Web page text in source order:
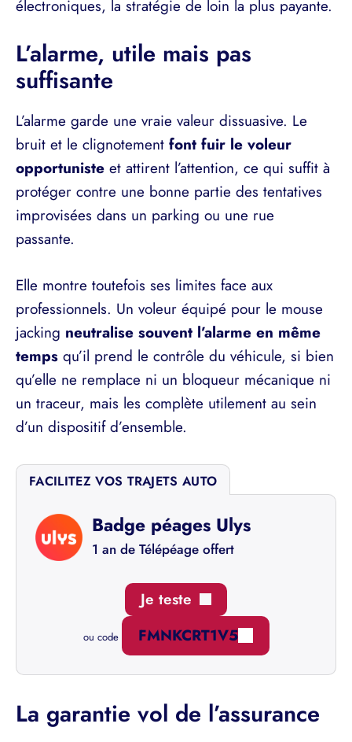
électroniques, la stratégie de loin la plus payante.
L’alarme, utile mais pas
suffisante
L’alarme garde une vraie valeur dissuasive. Le
bruit et le clignotement font fuir le voleur
opportuniste et attirent l’attention, ce qui suffit à
protéger contre une bonne partie des tentatives
improvisées dans un parking ou une rue
passante.
Elle montre toutefois ses limites face aux
professionnels. Un voleur équipé pour le mouse
jacking neutralise souvent l’alarme en même
temps qu’il prend le contrôle du véhicule, si bien
qu’elle ne remplace ni un bloqueur mécanique ni
un traceur, mais les complète utilement au sein
d’un dispositif d’ensemble.
FACILITEZ VOS TRAJETS AUTO
Badge péages Ulys
1 an de Télépéage offert
Je teste
ou code FMNKCRT1V5
La garantie vol de l’assurance